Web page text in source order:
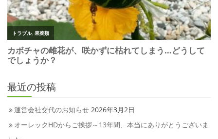
最近の投稿
運営会社交代のお知らせ 2026年3月2日
オーレックHDからご挨拶～13年間、本当にありがとうございま